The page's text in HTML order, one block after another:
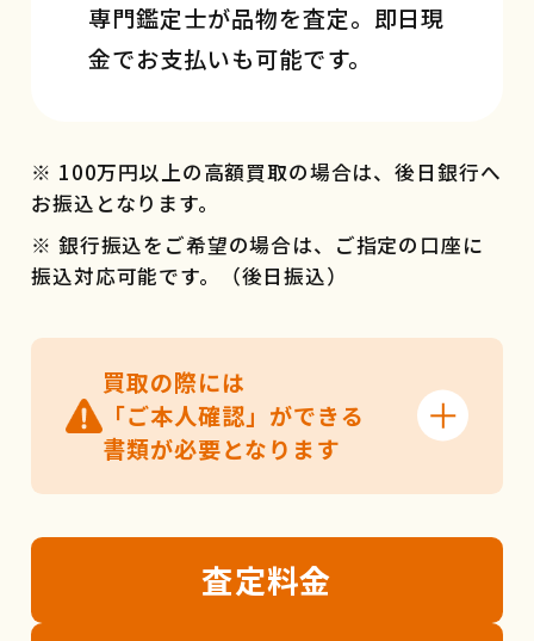
専門鑑定士が品物を査定。即日現
金でお支払いも可能です。
※ 100万円以上の高額買取の場合は、後日銀行へ
お振込となります。
※ 銀行振込をご希望の場合は、ご指定の口座に
振込対応可能です。（後日振込）
買取の際には
「ご本人確認」ができる
書類が必要となります
査定料金